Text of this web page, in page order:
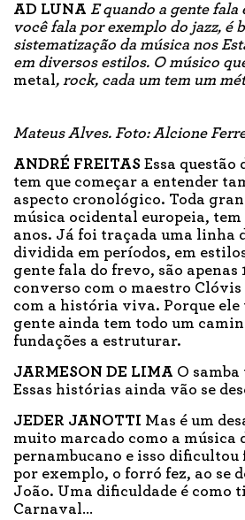
AD LUNA E quando a gente fala
você fala por exemplo do jazz, é
sistematização da música nos
em diversos estilos. O músico
metal, rock, cada um tem um
Mateus Alves. Foto: Alcione
ANDRÉ FREITAS Essa questão
tem que começar a entender
aspecto cronológico. Toda
música ocidental europeia, tem
anos. Já foi traçada uma linha
dividida em períodos, em
gente fala do frevo, são apenas
converso com o maestro
com a história viva. Porque ele
gente ainda tem todo um
fundações a estruturar.
JARMESON DE LIMA O
Essas histórias ainda vão se
JEDER JANOTTI Mas é um
muito marcado como a música
pernambucano e isso dificultou
por exemplo, o forró fez, ao se
João. Uma dificuldade é como
Carnaval…